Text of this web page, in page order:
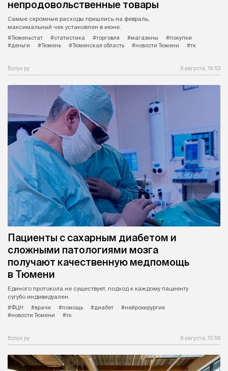
непродовольственные товары
Самые скромные расходы пришлись на февраль,
максимальный чек установлен в июне.
#Тюменьстат
#статистика #торговля #магазины
#покупки
#деньги
#Тюмень #Тюменская область #новости Тюмени #тк
Вслух.ру 8 августа, 16:53
Пациенты с сахарным диабетом и
сложными патологиями мозга
получают качественную медпомощь
в Тюмени
Единого протокола не существует, подход к каждому пациенту
сугубо индивидуален.
#ФЦН
#врачи #помощь #диабет
#нейрохирургия
#новости Тюмени
#тк
Вслух.ру 8 августа, 15:58